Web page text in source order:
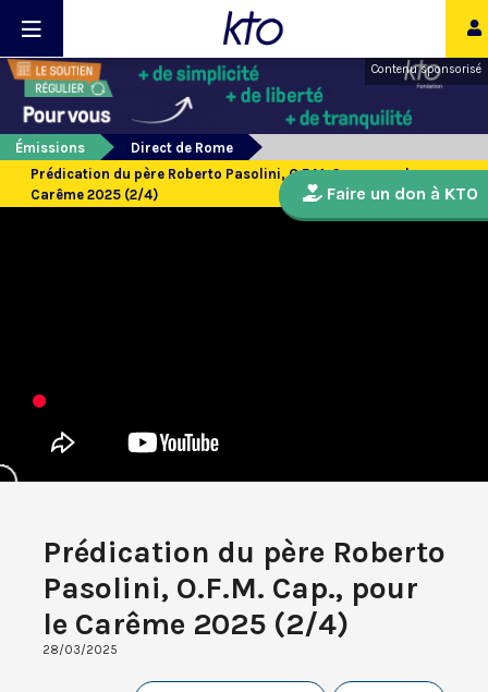
Contenu sponsorisé
Émissions
Direct de Rome
Prédication du père Roberto Pasolini, O.F.M. Cap., pour le
Carême 2025 (2/4)
Prédication du père Roberto
Pasolini, O.F.M. Cap., pour
le Carême 2025 (2/4)
28/03/2025
Faire un don à KTO